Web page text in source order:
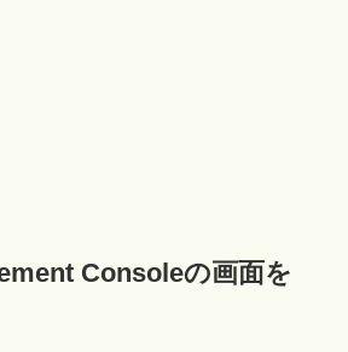
Consoleの画面を